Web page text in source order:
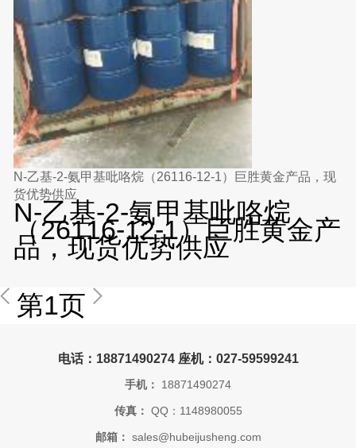
N-乙基-2-氨甲基吡咯烷（26116-12-1）巨胜黄金产品，现
货优势供应
N-乙基-2-氨甲基吡咯烷
（26116-12-1）巨胜黄金产
品，现货优势供应
第1页
电话：18871490274 座机：027-59599241
手机： 18871490274
传真： QQ：1148980055
邮箱： sales@hubeijusheng.com